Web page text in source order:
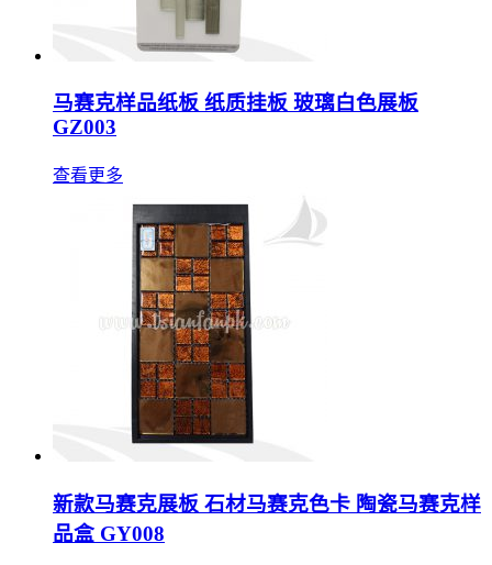
马赛克样品纸板 纸质挂板 玻璃白色展板
GZ003
查看更多
新款马赛克展板 石材马赛克色卡 陶瓷马赛克样
品盒 GY008